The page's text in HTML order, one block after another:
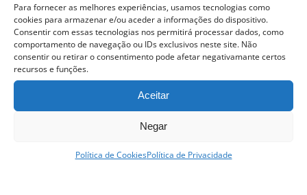
Para fornecer as melhores experiências, usamos tecnologias como
cookies para armazenar e/ou aceder a informações do dispositivo.
Consentir com essas tecnologias nos permitirá processar dados, como
comportamento de navegação ou IDs exclusivos neste site. Não
consentir ou retirar o consentimento pode afetar negativamante certos
recursos e funções.
Aceitar
Negar
Política de CookiesPolítica de Privacidade
Horário:09h às 13h
Formação prática • Certificado
ACPP • Vagas limitadas
Ver opções
This